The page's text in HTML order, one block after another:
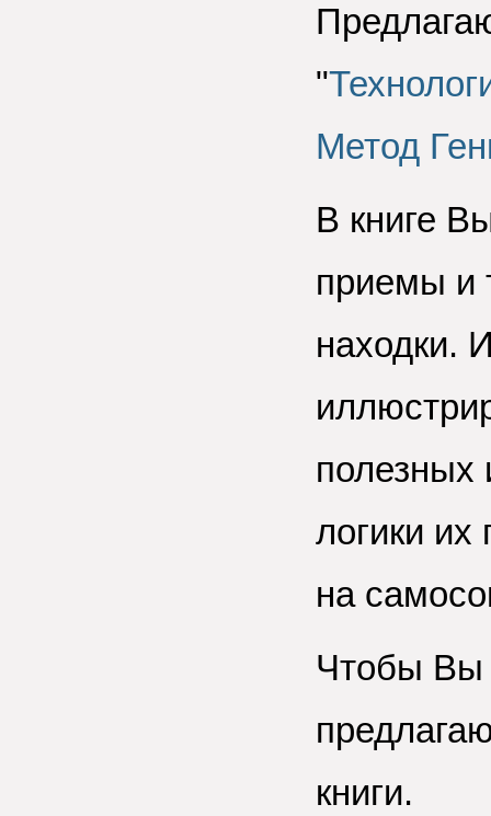
"
Метод
В книге
приемы и
находки.
полезных
логики
на
Чтобы Вы
книги.